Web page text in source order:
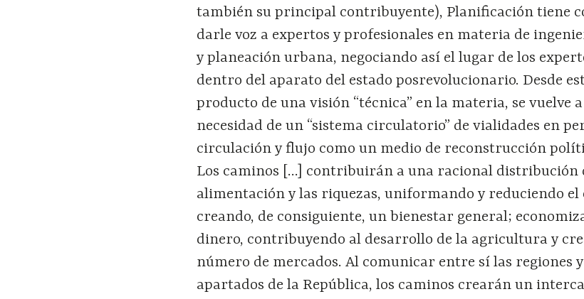
también su principal contribuyente), Planificación tiene
darle voz a expertos y profesionales en materia de
y planeación urbana, negociando así el lugar de los
dentro del aparato del estado posrevolucionario. Desde
producto de una visión “técnica” en la materia, se vuelve
necesidad de un “sistema circulatorio” de vialidades en
circulación y flujo como un medio de reconstrucción
Los caminos […] contribuirán a una racional distribución
alimentación y las riquezas, uniformando y reduciendo el
creando, de consiguiente, un bienestar general;
dinero, contribuyendo al desarrollo de la agricultura y
número de mercados. Al comunicar entre sí las regiones
apartados de la República, los caminos crearán un